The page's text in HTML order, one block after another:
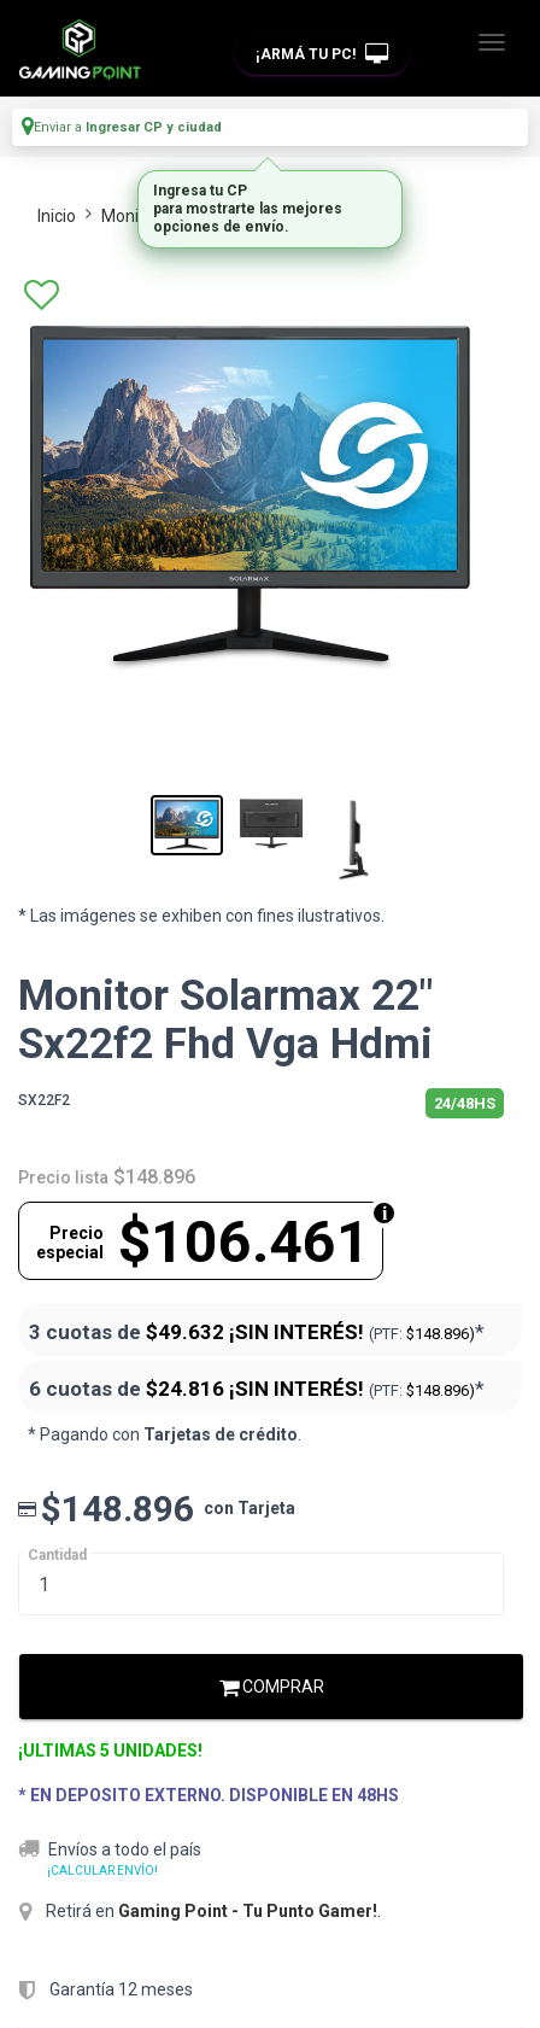
¡ARMÁ TU PC!
Enviar a Ingresar CP y ciudad
Inicio Monitores Y Tvs Monitores
* Las imágenes se exhiben con fines ilustrativos.
Monitor Solarmax 22"
Sx22f2 Fhd Vga Hdmi
SX22F2 24/48HS
Precio lista $148.896
$106.461
Precio
especial
3 cuotas de $49.632 ¡SIN INTERÉS! (PTF: $148.896)*
6 cuotas de $24.816 ¡SIN INTERÉS! (PTF: $148.896)*
* Pagando con Tarjetas de crédito.
$148.896 con Tarjeta
Cantidad
COMPRAR
¡ULTIMAS 5 UNIDADES!
* EN DEPOSITO EXTERNO. DISPONIBLE EN 48HS
Envíos a todo el país
¡CALCULAR ENVÍO!
Retirá en Gaming Point - Tu Punto Gamer!
Garantía 12 meses
Ingresa tu CP
para mostrarte las mejores
opciones de envío.